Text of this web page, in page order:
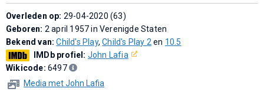
Overleden op: 29-04-2020 (63)
Geboren: 2 april 1957 in Verenigde Staten
Bekend van:Child's Play,Child's Play 2en 10.5
IMDb profiel: John Lafia
Wikicode: 6497
Media met John Lafia